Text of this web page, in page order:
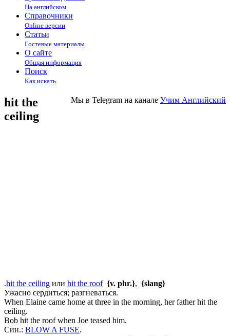
На английском
Справочники
Online версии
Статьи
Гостевые материалы
О сайте
Общая информация
Поиск
Как искать
Мы в Telegram на канале Учим Английский
hit the
ceiling
.hit the ceiling или hit the roof {v. phr.}, {slang}
Ужасно сердиться; разгневаться.
When Elaine came home at three in the morning, her father hit the
ceiling.
Bob hit the roof when Joe teased him.
Син.: BLOW A FUSE.